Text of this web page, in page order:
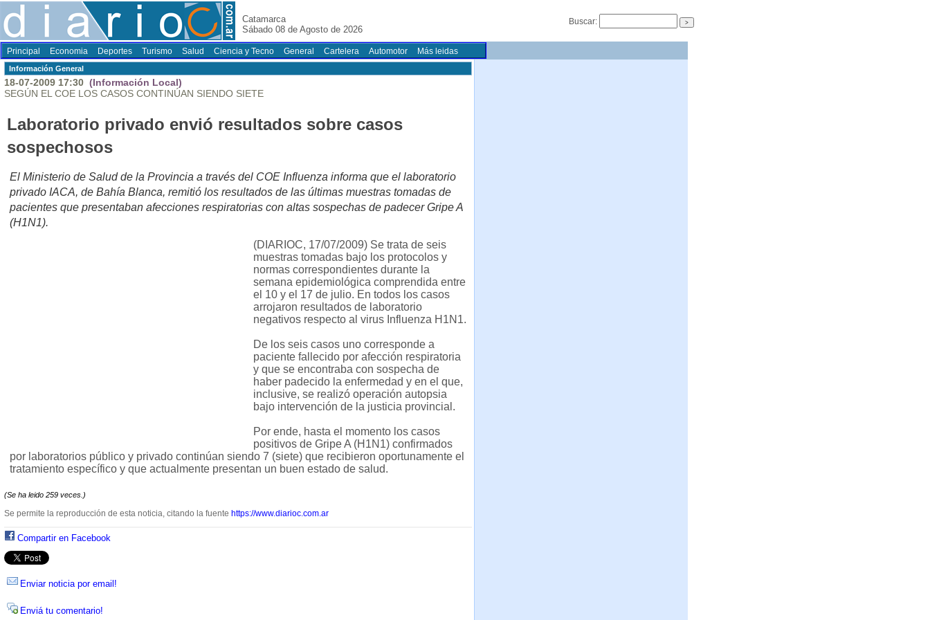
Catamarca
Sábado 08 de Agosto de 2026
Buscar:
Principal Economia Deportes Turismo Salud Ciencia y Tecno General Cartelera Automotor Más leidas
Información General
18-07-2009 17:30 (Información Local)
SEGÚN EL COE LOS CASOS CONTINÚAN SIENDO SIETE
Laboratorio privado envió resultados sobre casos
sospechosos
El Ministerio de Salud de la Provincia a través del COE Influenza informa que el laboratorio
privado IACA, de Bahía Blanca, remitió los resultados de las últimas muestras tomadas de
pacientes que presentaban afecciones respiratorias con altas sospechas de padecer Gripe A
(H1N1).
(DIARIOC, 17/07/2009) Se trata de seis
muestras tomadas bajo los protocolos y
normas correspondientes durante la
semana epidemiológica comprendida entre
el 10 y el 17 de julio. En todos los casos
arrojaron resultados de laboratorio
negativos respecto al virus Influenza H1N1.
De los seis casos uno corresponde a
paciente fallecido por afección respiratoria
y que se encontraba con sospecha de
haber padecido la enfermedad y en el que,
inclusive, se realizó operación autopsia
bajo intervención de la justicia provincial.
Por ende, hasta el momento los casos
positivos de Gripe A (H1N1) confirmados
por laboratorios público y privado continúan siendo 7 (siete) que recibieron oportunamente el
tratamiento específico y que actualmente presentan un buen estado de salud.
(Se ha leido 259 veces.)
Se permite la reproducción de esta noticia, citando la fuente https://www.diarioc.com.ar
Compartir en Facebook
Enviar noticia por email!
Enviá tu comentario!